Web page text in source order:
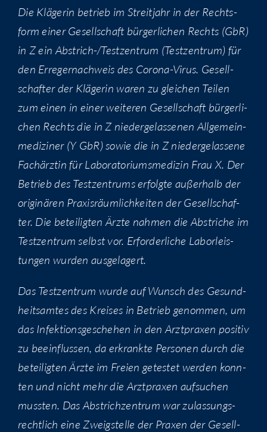
Die Klä­ge­rin betrieb im Streit­jahr in der Rechts­
form einer Gesell­schaft bür­ger­li­chen Rechts (GbR)
in Z ein Abstrich-/Test­zen­trum (Test­zen­trum) für
den Erre­ger­nach­weis des Coro­na-Virus. Gesell­
schaf­ter der Klä­ge­rin waren zu glei­chen Tei­len
zum einen in einer wei­te­ren Gesell­schaft bür­ger­li­
chen Rechts die in Z nie­der­ge­las­se­nen All­ge­mein­
me­di­zi­ner (Y GbR) sowie die in Z nie­der­ge­las­se­ne
Fach­ärz­tin für Labo­ra­to­ri­ums­me­di­zin Frau X. Der
Betrieb des Test­zen­trums erfolg­te außer­halb der
ori­gi­nä­ren Pra­xis­räum­lich­kei­ten der Gesell­schaf­
ter. Die betei­lig­ten Ärz­te nah­men die Abstri­che im
Test­zen­trum selbst vor. Erfor­der­li­che Labor­leis­
tun­gen wur­den ausgelagert.
Das Test­zen­trum wur­de auf Wunsch des Gesund­
heits­am­tes des Krei­ses in Betrieb genom­men, um
das Infek­ti­ons­ge­sche­hen in den Arzt­pra­xen posi­tiv
zu beein­flus­sen, da erkrank­te Per­so­nen durch die
betei­lig­ten Ärz­te im Frei­en getes­tet wer­den konn­
ten und nicht mehr die Arzt­pra­xen auf­su­chen
muss­ten. Das Abstrich­zen­trum war zulas­sungs­
recht­lich eine Zweig­stel­le der Pra­xen der Gesell­